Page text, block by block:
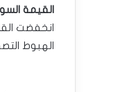
القيمة
الهبوط